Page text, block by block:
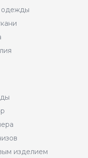
одежды
изделием